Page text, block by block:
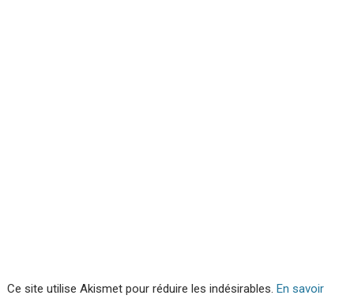
Ce site utilise Akismet pour réduire les indésirables.En savoir